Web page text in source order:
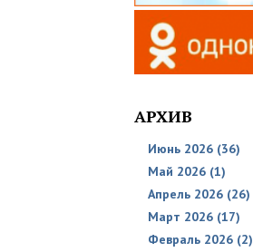
АРХИВ
Июнь 2026 (36)
Май 2026 (1)
Апрель 2026 (26)
Март 2026 (17)
Февраль 2026 (2)